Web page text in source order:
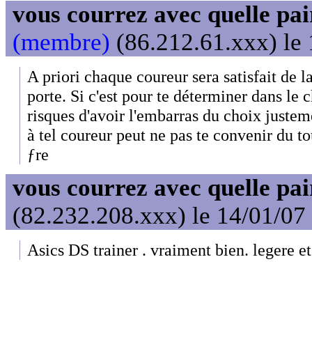
vous courrez avec quelle
(membre) (86.212.61.xxx) le
A priori chaque coureur sera satisfait de
porte. Si c'est pour te déterminer dans le
risques d'avoir l'embarras du choix
à tel coureur peut ne pas te convenir du
ƒre
vous courrez avec quelle
(82.232.208.xxx) le 14/01/07
Asics DS trainer . vraiment bien. legere